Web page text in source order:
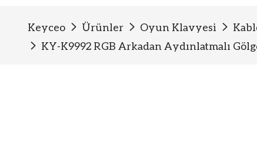
Keyceo Ürünler Oyun Klavyesi
KY-K9992 RGB Arkadan Aydınlatmalı